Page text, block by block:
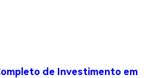
de Investimento em